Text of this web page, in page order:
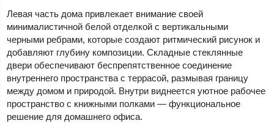
Левая часть дома привлекает внимание своей
минималистичной белой отделкой с вертикальными
черными ребрами, которые создают ритмический рисунок и
добавляют глубину композиции. Складные стеклянные
двери обеспечивают беспрепятственное соединение
внутреннего пространства с террасой, размывая границу
между домом и природой. Внутри виднеется уютное рабочее
пространство с книжными полками — функциональное
решение для домашнего офиса.